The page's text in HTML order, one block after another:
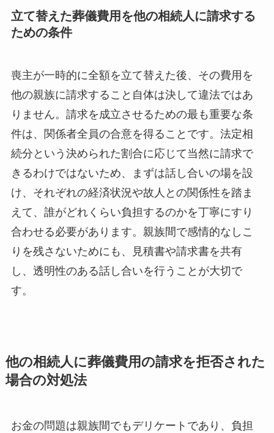
立て替えた葬儀費用を他の相続人に請求する
ための条件
喪主が一時的に全額を立て替えた後、その費用を
他の親族に請求すること自体は決して違法ではあ
りません。請求を成立させるための最も重要な条
件は、関係者全員の合意を得ることです。法定相
続分という決められた割合に応じて当然に請求で
きるわけではないため、まずは話し合いの場を設
け、それぞれの経済状況や故人との関係性を踏ま
えて、誰がどれくらい負担するのかを丁寧にすり
合わせる必要があります。親族間で感情的なしこ
りを残さないためにも、見積書や請求書を共有
し、透明性のある話し合いを行うことが大切で
す。
他の相続人に葬儀費用の請求を拒否された
場合の対処法
お金の問題は親族間でもデリケートであり、負担